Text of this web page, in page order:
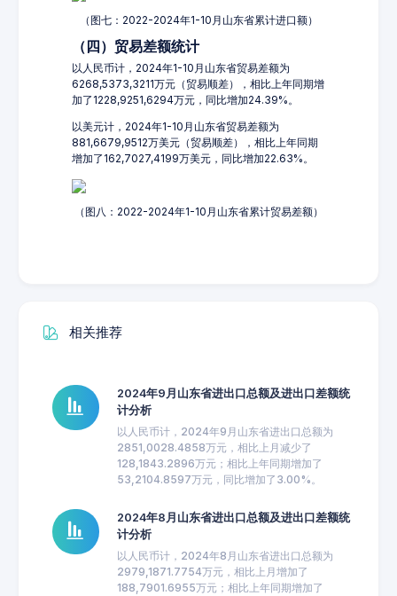
（图七：2022-2024年1-10月山东省累计进口额）
（四）贸易差额统计
以人民币计，2024年1-10月山东省贸易差额为
6268,5373,3211万元（贸易顺差），相比上年同期增
加了1228,9251,6294万元，同比增加24.39%。
以美元计，2024年1-10月山东省贸易差额为
881,6679,9512万美元（贸易顺差），相比上年同期
增加了162,7027,4199万美元，同比增加22.63%。
（图八：2022-2024年1-10月山东省累计贸易差额）
相关推荐
2024年9月山东省进出口总额及进出口差额统
计分析
以人民币计，2024年9月山东省进出口总额为
2851,0028.4858万元，相比上月减少了
128,1843.2896万元；相比上年同期增加了
53,2104.8597万元，同比增加了3.00%。
2024年8月山东省进出口总额及进出口差额统
计分析
以人民币计，2024年8月山东省进出口总额为
2979,1871.7754万元，相比上月增加了
188,7901.6955万元；相比上年同期增加了